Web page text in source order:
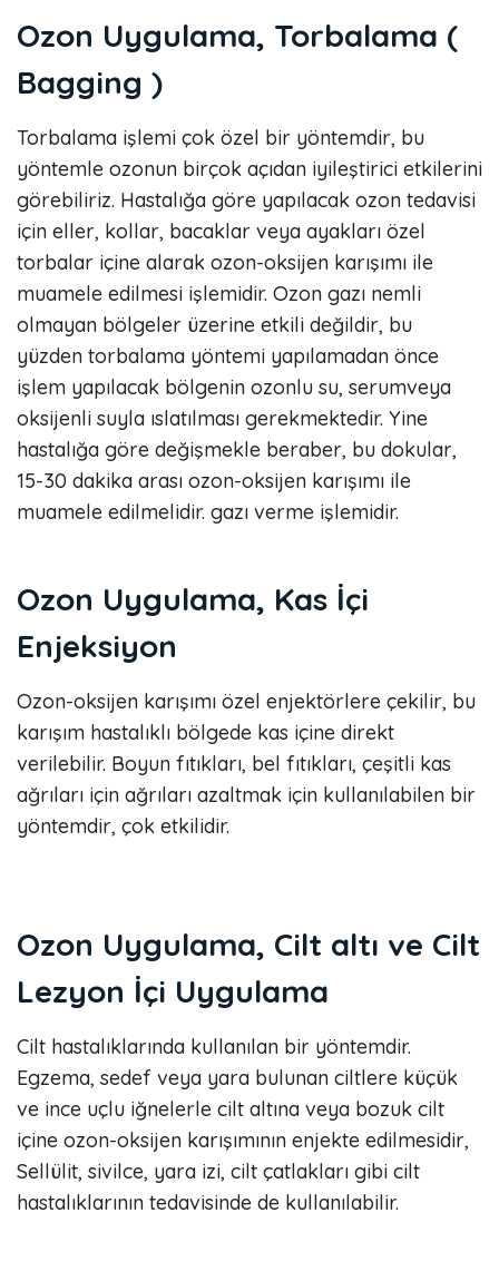
Ozon Uygulama, Torbalama (
Bagging )
Torbalama işlemi çok özel bir yöntemdir, bu
yöntemle ozonun birçok açıdan iyileştirici etkilerini
görebiliriz. Hastalığa göre yapılacak ozon tedavisi
için eller, kollar, bacaklar veya ayakları özel
torbalar içine alarak ozon-oksijen karışımı ile
muamele edilmesi işlemidir. Ozon gazı nemli
olmayan bölgeler üzerine etkili değildir, bu
yüzden torbalama yöntemi yapılamadan önce
işlem yapılacak bölgenin ozonlu su, serumveya
oksijenli suyla ıslatılması gerekmektedir. Yine
hastalığa göre değişmekle beraber, bu dokular,
15-30 dakika arası ozon-oksijen karışımı ile
muamele edilmelidir. gazı verme işlemidir.
Ozon Uygulama, Kas İçi
Enjeksiyon
Ozon-oksijen karışımı özel enjektörlere çekilir, bu
karışım hastalıklı bölgede kas içine direkt
verilebilir. Boyun fıtıkları, bel fıtıkları, çeşitli kas
ağrıları için ağrıları azaltmak için kullanılabilen bir
yöntemdir, çok etkilidir.
Ozon Uygulama, Cilt altı ve Cilt
Lezyon İçi Uygulama
Cilt hastalıklarında kullanılan bir yöntemdir.
Egzema, sedef veya yara bulunan ciltlere küçük
ve ince uçlu iğnelerle cilt altına veya bozuk cilt
içine ozon-oksijen karışımının enjekte edilmesidir,
Sellülit, sivilce, yara izi, cilt çatlakları gibi cilt
hastalıklarının tedavisinde de kullanılabilir.